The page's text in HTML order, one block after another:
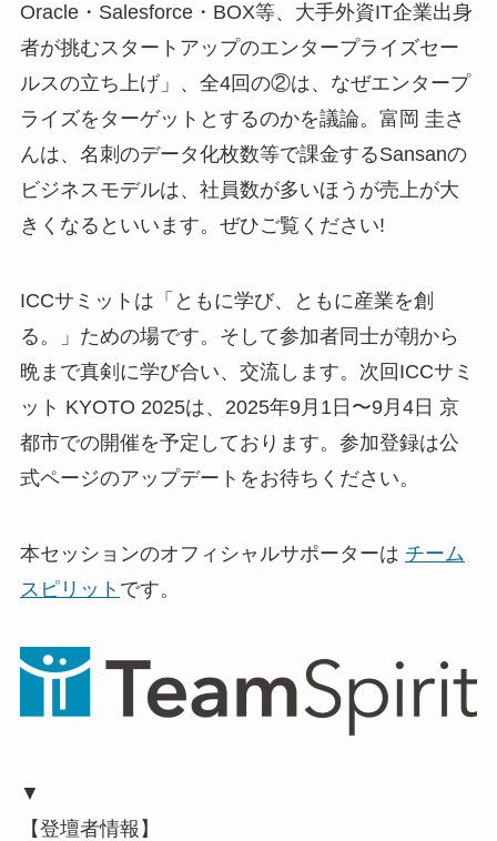
Oracle・Salesforce・BOX等、大手外資IT企業出身
者が挑むスタートアップのエンタープライズセー
ルスの立ち上げ」、全4回の②は、なぜエンタープ
ライズをターゲットとするのかを議論。富岡 圭さ
んは、名刺のデータ化枚数等で課金するSansanの
ビジネスモデルは、社員数が多いほうが売上が大
きくなるといいます。ぜひご覧ください!
ICCサミットは「ともに学び、ともに産業を創
る。」ための場です。そして参加者同士が朝から
晩まで真剣に学び合い、交流します。次回ICCサミ
ット KYOTO 2025は、2025年9月1日〜9月4日 京
都市での開催を予定しております。参加登録は公
式ページのアップデートをお待ちください。
本セッションのオフィシャルサポーターは チーム
スピリット です。
▼
【登壇者情報】